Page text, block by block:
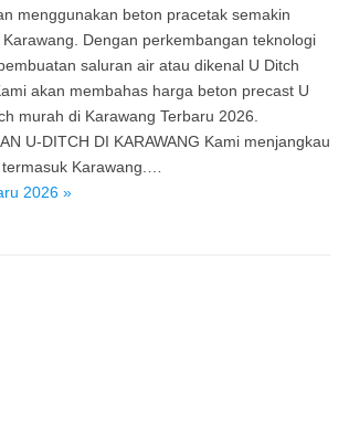
menggunakan beton pracetak semakin
Dengan perkembangan teknologi
saluran air atau dikenal U Ditch
akan membahas harga beton precast U
murah di Karawang Terbaru 2026.
U-DITCH DI KARAWANG Kami menjangkau
Karawang.…
2026 »